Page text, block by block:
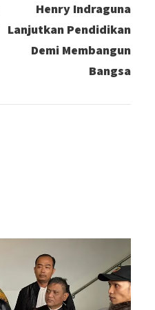
Henry Indraguna
Lanjutkan Pendidikan
Demi Membangun
Bangsa